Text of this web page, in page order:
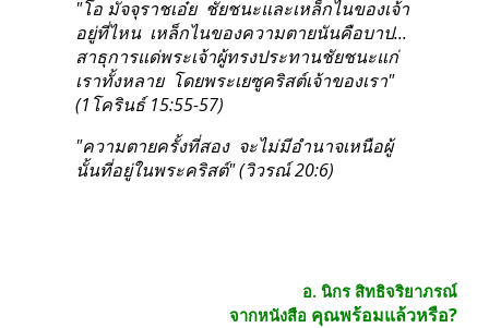
"โอ มัจจุราชเอ๋ย  ชัยชนะและเหล็กไนของเจ้า
อยู่ที่ไหน  เหล็กไนของความตายนันคือบาป...
สาธุการแด่พระเจ้าผู้ทรงประทานชัยชนะแก่
เราทั้งหลาย  โดยพระเยซูคริสต์เจ้าของเรา"
(1โครินธ์ 15:55-57)
"ความตายครั้งที่สอง  จะไม่มีอำนาจเหนือผู้
นั้นที่อยู่ในพระคริสต์" (วิวรณ์ 20:6)
อ. นิกร สิทธิจริยาภรณ์
จากหนังสือ คุณพร้อมแล้วหรือ?